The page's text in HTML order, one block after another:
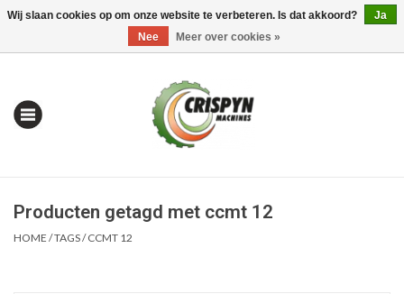
0 Artikelen - €0,00 Mijn account / Registreren
Producten getagd met ccmt 12
HOME /TAGS/CCMT 12
Wij slaan cookies op om onze website te verbeteren. Is dat akkoord?
Ja
Nee
Meer over cookies »